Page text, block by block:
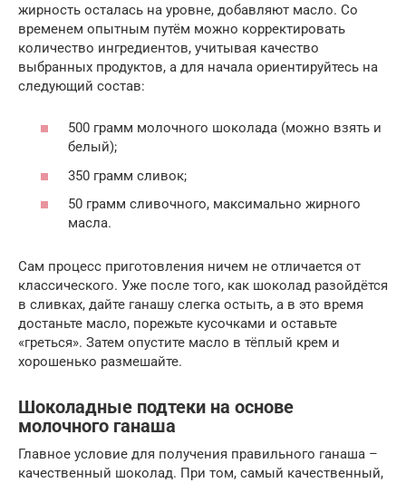
жирность осталась на уровне, добавляют масло. Со
временем опытным путём можно корректировать
количество ингредиентов, учитывая качество
выбранных продуктов, а для начала ориентируйтесь на
следующий состав:
500 грамм молочного шоколада (можно взять и
белый);
350 грамм сливок;
50 грамм сливочного, максимально жирного
масла.
Сам процесс приготовления ничем не отличается от
классического. Уже после того, как шоколад разойдётся
в сливках, дайте ганашу слегка остыть, а в это время
достаньте масло, порежьте кусочками и оставьте
«греться». Затем опустите масло в тёплый крем и
хорошенько размешайте.
Шоколадные подтеки на основе
молочного ганаша
Главное условие для получения правильного ганаша –
качественный шоколад. При том, самый качественный,